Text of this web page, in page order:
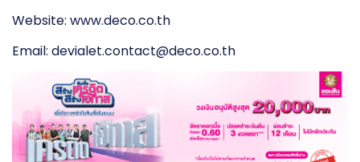
Website: www.deco.co.th
Email: devialet.contact@deco.co.th